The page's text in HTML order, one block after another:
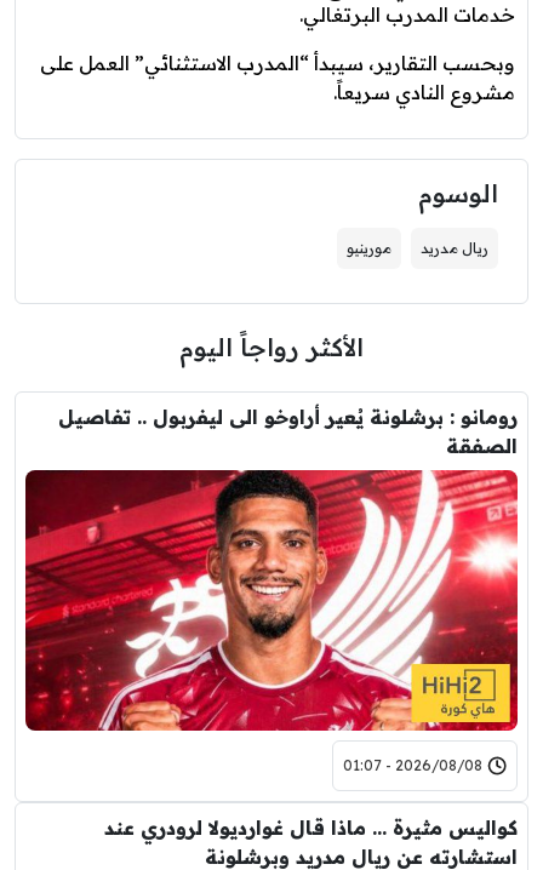
خدمات المدرب البرتغالي.
وبحسب التقارير، سيبدأ “المدرب الاستثنائي” العمل على
مشروع النادي سريعاً.
الوسوم
ريال مدريد مورينيو
الأكثر رواجاً اليوم
رومانو : برشلونة يُعير أراوخو الى ليفربول .. تفاصيل
الصفقة
2026/08/08 - 01:07
كواليس مثيرة … ماذا قال غوارديولا لرودري عند
استشارته عن ريال مدريد وبرشلونة